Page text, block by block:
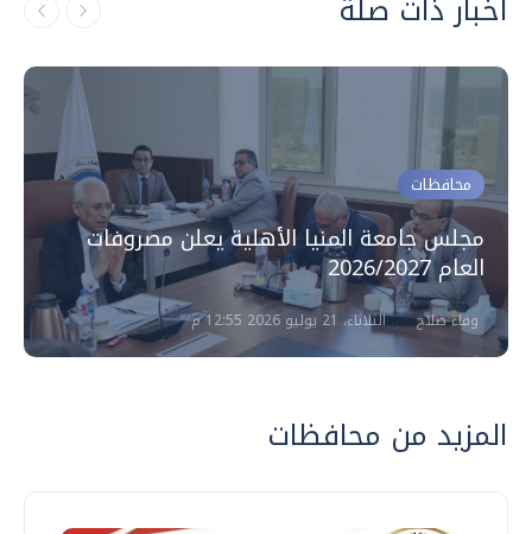
محافظات
مجلس جامعة المنيا الأهلية يعلن مصروفات
العام 2026/2027
وفاء صلاح الثلاثاء، 21 يوليو 2026 12:55 م
المزيد من محافظات